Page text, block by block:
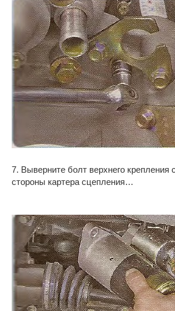
7. Выверните болт верхнего крепления
стороны картера сцепления…